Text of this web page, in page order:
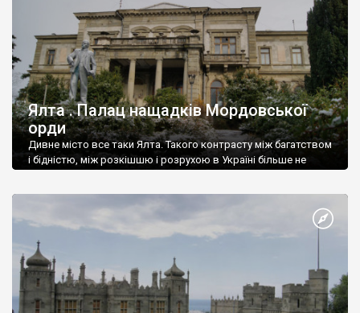
Ялта . Палац нащадків Мордовської
орди
Дивне місто все таки Ялта. Такого контрасту між багатством
і бідністю, між розкішшю і розрухою в Україні більше не